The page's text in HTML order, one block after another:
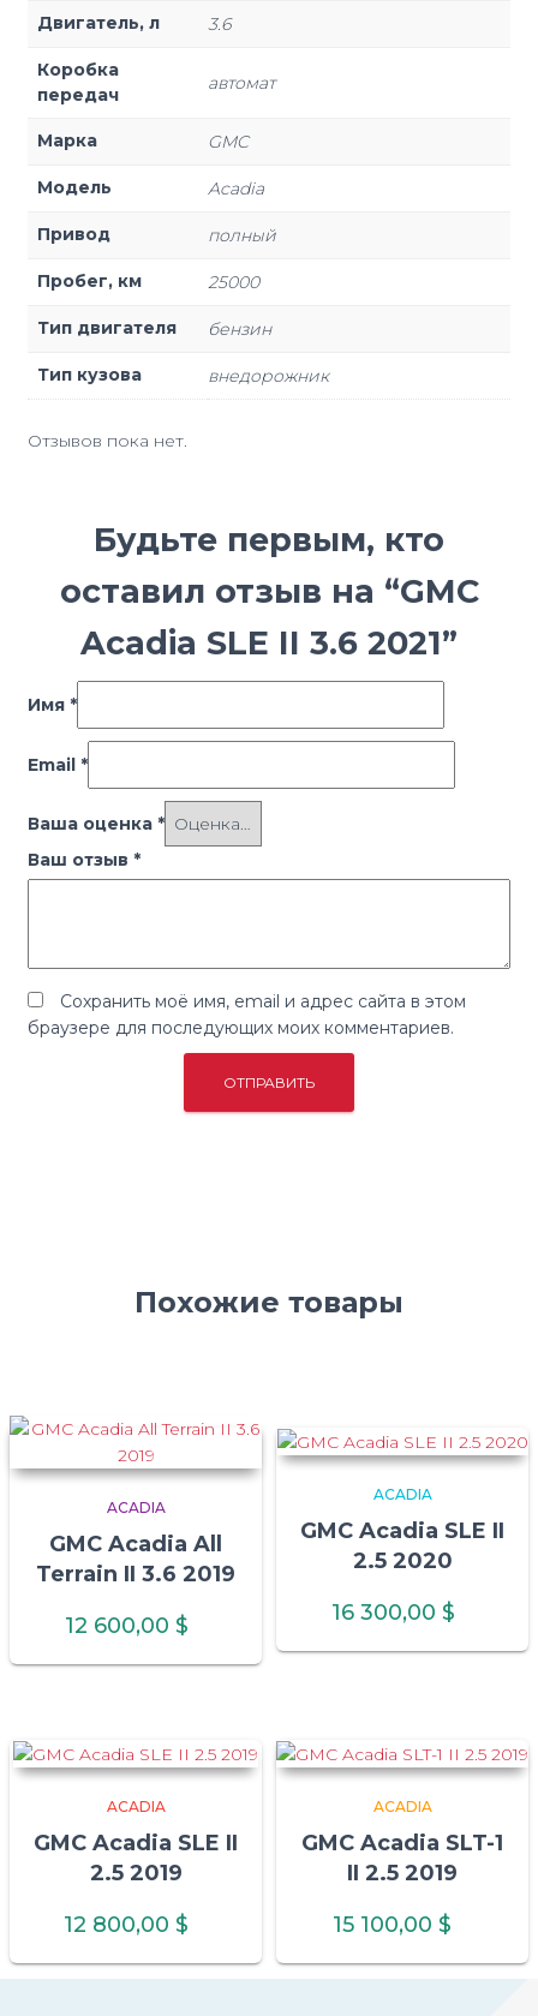
Двигатель, л 3.6
Коробка
передач
автомат
Марка GMC
Модель Acadia
Привод полный
Пробег, км 25000
Тип двигателя бензин
Тип кузова внедорожник
Отзывов пока нет.
Будьте первым, кто
оставил отзыв на “GMC
Acadia SLE II 3.6 2021”
Имя *
Email *
Ваша оценка *
Ваш отзыв *
Сохранить моё имя, email и адрес сайта в этом
браузере для последующих моих комментариев.
Похожие товары
ACADIA
GMC Acadia All
Terrain II 3.6 2019
12 600,00 $
ACADIA
GMC Acadia SLE II
2.5 2020
16 300,00 $
ACADIA
GMC Acadia SLE II
2.5 2019
12 800,00 $
ACADIA
GMC Acadia SLT-1
II 2.5 2019
15 100,00 $